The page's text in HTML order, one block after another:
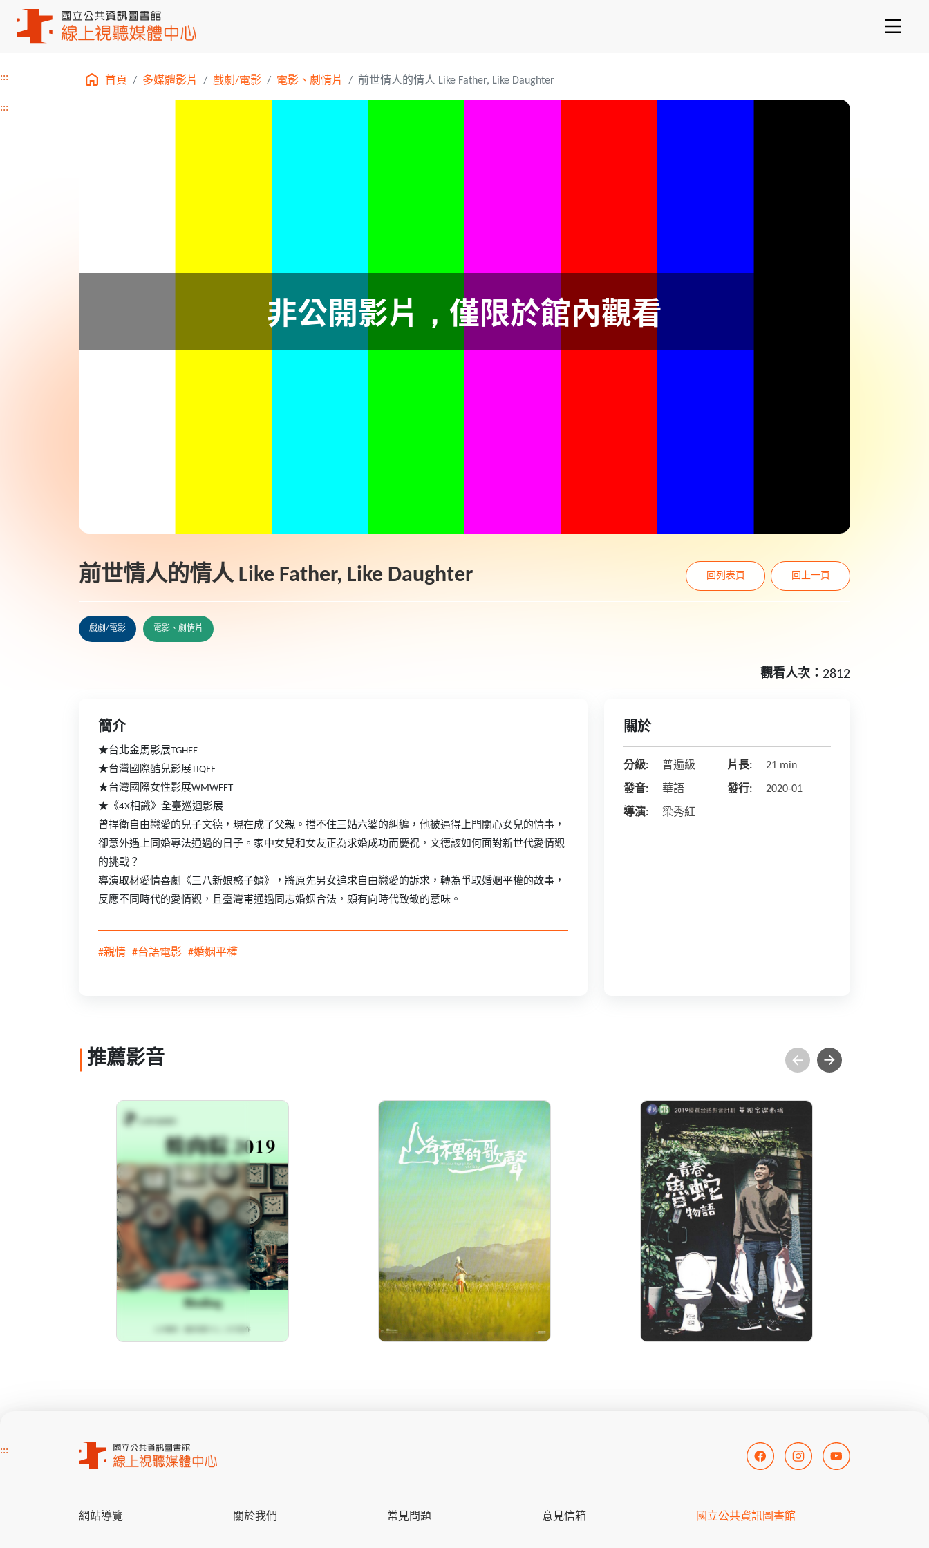
::: 首頁 多媒體影片 戲劇/電影 電影、劇情片 前世情人的情人 Like Father, Like Daughter
:::
前世情人的情人 Like Father, Like Daughter 回列表頁 回上一頁
戲劇/電影 電影、劇情片
觀看人次： 2812
簡介
★台北金馬影展TGHFF
★台灣國際酷兒影展TIQFF
★台灣國際女性影展WMWFFT
★《4X相識》全臺巡迴影展
曾捍衛自由戀愛的兒子文德，現在成了父親。擋不住三姑六婆的糾纏，他被逼得上門關心女兒的情事，
卻意外遇上同婚專法通過的日子。家中女兒和女友正為求婚成功而慶祝，文德該如何面對新世代愛情觀
的挑戰？
導演取材愛情喜劇《三八新娘憨子婿》，將原先男女追求自由戀愛的訴求，轉為爭取婚姻平權的故事，
反應不同時代的愛情觀，且臺灣甫通過同志婚姻合法，頗有向時代致敬的意味。
#親情 #台語電影 #婚姻平權
關於
分級: 普遍級 片長: 21 min
發音: 華語 發行: 2020-01
導演: 梁秀紅
推薦影音
燒肉粽 2019
分級: 普遍級
發音: 華語
發行: 2020-01
山谷裡的歌聲
Melodious Singing
Echoes in the Valley
分級: 普遍級
片長: 82 min
發音: 華語
發行: 2021-01
導演: 製作：輝洪開發股份有限公
司導演：喇外達賴
青春魯蛇物語
分級: 普遍級
片長: 85 min
發音: 華語
發行: 2019-06
導演: 許雅婷 導演
:::
網站導覽 關於我們 常見問題 意見信箱 國立公共資訊圖書館